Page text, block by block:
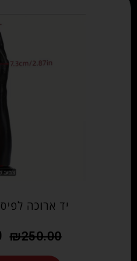
יד ארוכה
₪250.00